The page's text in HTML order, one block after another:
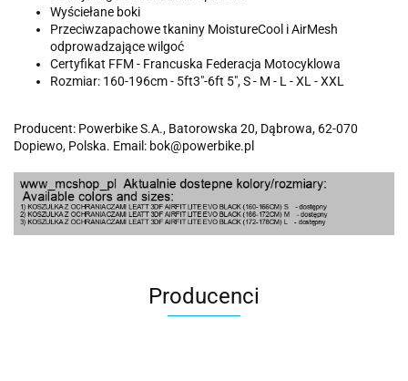
Wyściełane boki
Przeciwzapachowe tkaniny MoistureCool i AirMesh
odprowadzające wilgoć
Certyfikat FFM - Francuska Federacja Motocyklowa
Rozmiar: 160-196cm - 5ft3"-6ft 5", S - M - L - XL - XXL
Producent: Powerbike S.A., Batorowska 20, Dąbrowa, 62-070
Dopiewo, Polska. Email: bok@powerbike.pl
Producenci